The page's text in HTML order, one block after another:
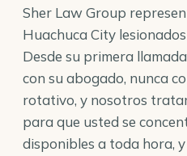
Sher Law Group
Huachuca City
Desde su primera
con su abogado, nunca
rotativo, y nosotros
para que usted se
disponibles a toda hora,